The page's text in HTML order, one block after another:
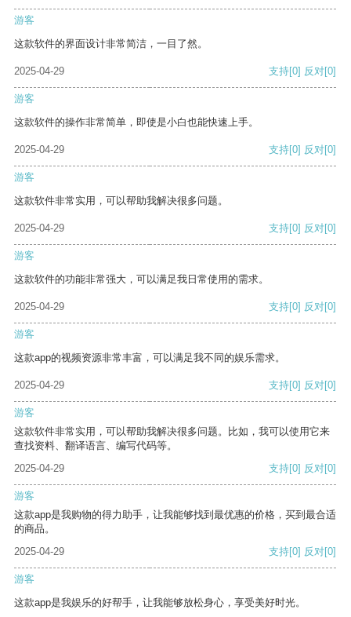
游客
这款软件的界面设计非常简洁，一目了然。
2025-04-29 支持[0] 反对[0]
游客
这款软件的操作非常简单，即使是小白也能快速上手。
2025-04-29 支持[0] 反对[0]
游客
这款软件非常实用，可以帮助我解决很多问题。
2025-04-29 支持[0] 反对[0]
游客
这款软件的功能非常强大，可以满足我日常使用的需求。
2025-04-29 支持[0] 反对[0]
游客
这款app的视频资源非常丰富，可以满足我不同的娱乐需求。
2025-04-29 支持[0] 反对[0]
游客
这款软件非常实用，可以帮助我解决很多问题。比如，我可以使用它来
查找资料、翻译语言、编写代码等。
2025-04-29
支持[0] 反对[0]
游客
这款app是我购物的得力助手，让我能够找到最优惠的价格，买到最合适
的商品。
2025-04-29
支持[0] 反对[0]
游客
这款app是我娱乐的好帮手，让我能够放松身心，享受美好时光。